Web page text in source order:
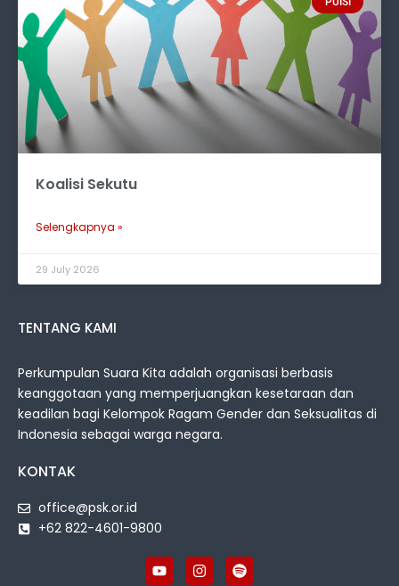
Koalisi Sekutu
Selengkapnya »
29 July 2026
TENTANG KAMI
Perkumpulan Suara Kita adalah organisasi berbasis
keanggotaan yang memperjuangkan kesetaraan dan
keadilan bagi Kelompok Ragam Gender dan Seksualitas di
Indonesia sebagai warga negara.
KONTAK
office@psk.or.id
+62 822-4601-9800